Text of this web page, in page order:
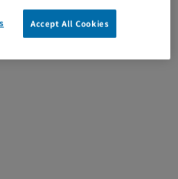
Accept All Cookies